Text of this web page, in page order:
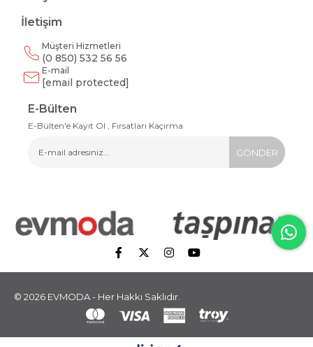
İletişim
Müşteri Hizmetleri
(0 850) 532 56 56
E-mail
[email protected]
E-Bülten
E-Bülten'e Kayıt Ol , Fırsatları Kaçırma
GÖNDER
© 2026 EVMODA - Her Hakkı Saklıdır.